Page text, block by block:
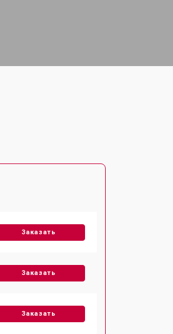
Заказать
Заказать
Заказать